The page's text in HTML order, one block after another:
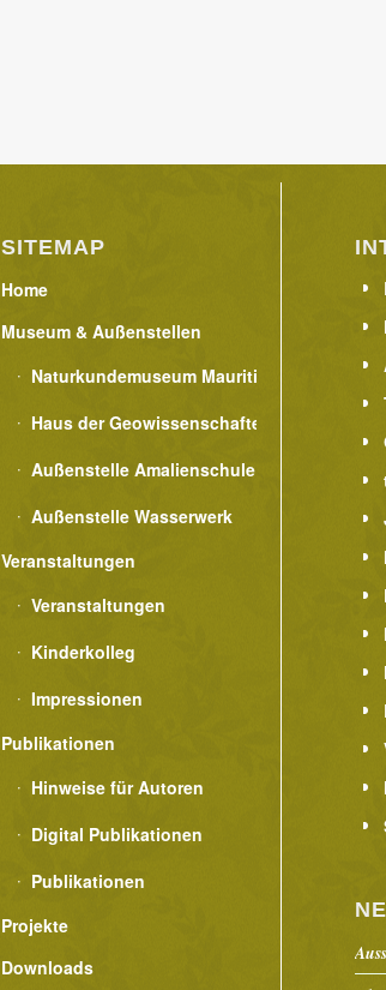
SITEMAP
Home
Museum & Außenstellen
Naturkundemuseum Mauritianum
Haus der Geowissenschaften
Außenstelle Amalienschule
Außenstelle Wasserwerk
Veranstaltungen
Veranstaltungen
Kinderkolleg
Impressionen
Publikationen
Hinweise für Autoren
Digital Publikationen
Publikationen
Projekte
Downloads